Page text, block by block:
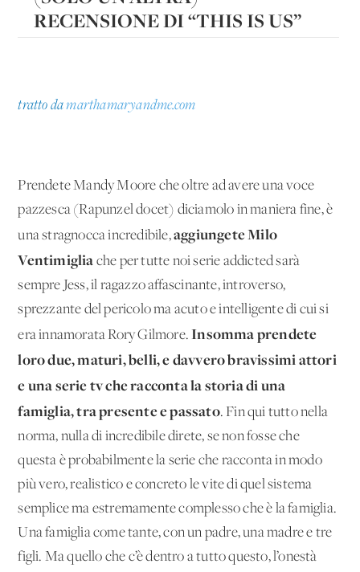
RECENSIONE DI “THIS IS US”
tratto damarthamaryandme.com
Prendete Mandy Moore che oltre ad avere una voce
pazzesca (Rapunzel docet) diciamolo in maniera fine, è
una stragnocca incredibile,aggiungete Milo
Ventimiglia che per tutte noi serie addicted sarà
sempre Jess, il ragazzo affascinante, introverso,
sprezzante del pericolo ma acuto e intelligente di cui si
era innamorata Rory Gilmore.Insomma prendete
loro due, maturi, belli, e davvero bravissimi attori
e una serie tv che racconta la storia di una
famiglia, tra presente e passato. Fin qui tutto nella
norma, nulla di incredibile direte, se non fosse che
questa è probabilmente la serie che racconta in modo
più vero, realistico e concreto le vite di quel sistema
semplice ma estremamente complesso che è la famiglia.
Una famiglia come tante, con un padre, una madre e tre
figli. Ma quello che c’è dentro a tutto questo, l’onestà